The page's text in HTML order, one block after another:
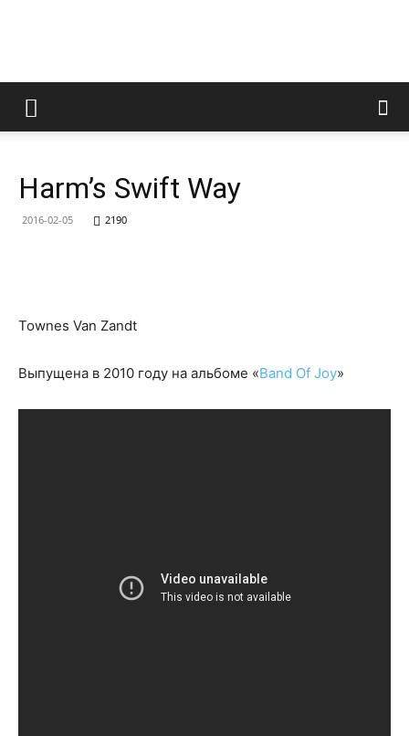
LedZeppelin.Ru
Harm’s Swift Way
2016-02-05 2190
Townes Van Zandt
Выпущена в 2010 году на альбоме «Band Of Joy»